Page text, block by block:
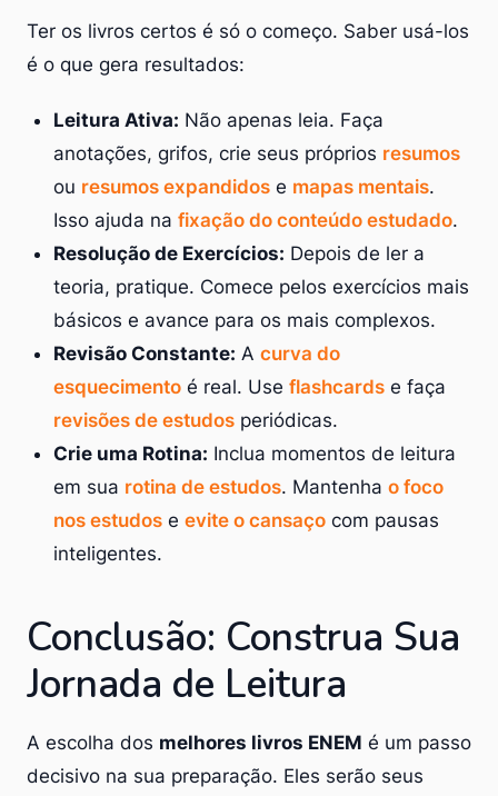
Ter os livros certos é só o começo. Saber usá-los
é o que gera resultados:
Leitura Ativa: Não apenas leia. Faça
anotações, grifos, crie seus próprios resumos
ou resumos expandidos e mapas mentais.
Isso ajuda na fixação do conteúdo estudado.
Resolução de Exercícios: Depois de ler a
teoria, pratique. Comece pelos exercícios mais
básicos e avance para os mais complexos.
Revisão Constante: A curva do
esquecimento é real. Use flashcards e faça
revisões de estudos periódicas.
Crie uma Rotina: Inclua momentos de leitura
em sua rotina de estudos. Mantenha o foco
nos estudos e evite o cansaço com pausas
inteligentes.
Conclusão: Construa Sua
Jornada de Leitura
A escolha dos melhores livros ENEM é um passo
decisivo na sua preparação. Eles serão seus